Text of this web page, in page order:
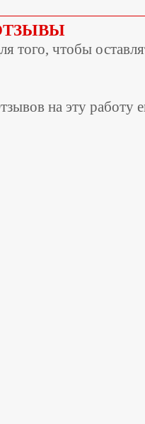
того, чтобы
на эту работу